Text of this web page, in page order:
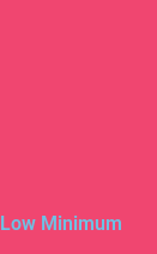
Minimum